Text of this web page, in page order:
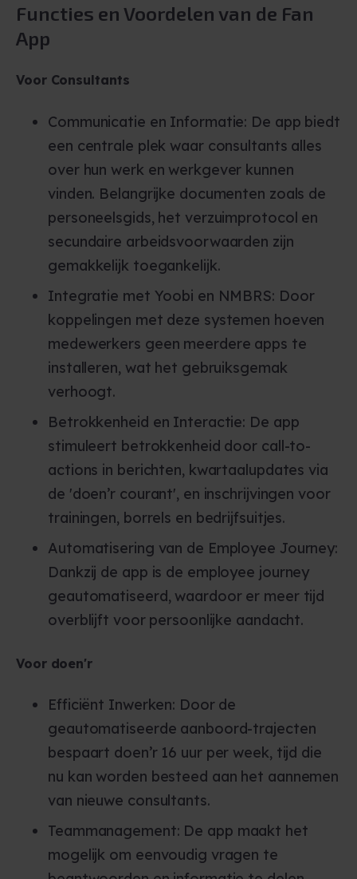
Functies en Voordelen van de Fan
App
Voor Consultants
Communicatie en Informatie: De app biedt
een centrale plek waar consultants alles
over hun werk en werkgever kunnen
vinden. Belangrijke documenten zoals de
personeelsgids, het verzuimprotocol en
secundaire arbeidsvoorwaarden zijn
gemakkelijk toegankelijk.
Integratie met Yoobi en NMBRS: Door
koppelingen met deze systemen hoeven
medewerkers geen meerdere apps te
installeren, wat het gebruiksgemak
verhoogt.
Betrokkenheid en Interactie: De app
stimuleert betrokkenheid door call-to-
actions in berichten, kwartaalupdates via
de 'doen’r courant', en inschrijvingen voor
trainingen, borrels en bedrijfsuitjes.
Automatisering van de Employee Journey:
Dankzij de app is de employee journey
geautomatiseerd, waardoor er meer tijd
overblijft voor persoonlijke aandacht.
Voor doen'r
Efficiënt Inwerken: Door de
geautomatiseerde aanboord-trajecten
bespaart doen’r 16 uur per week, tijd die
nu kan worden besteed aan het aannemen
van nieuwe consultants.
Teammanagement: De app maakt het
mogelijk om eenvoudig vragen te